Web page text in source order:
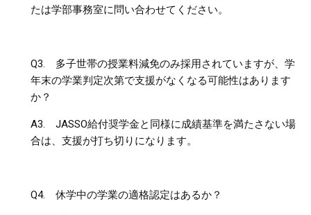
たは学部事務室に問い合わせてください。
Q3. 多子世帯の授業料減免のみ採用されていますが、学
年末の学業判定次第で支援がなくなる可能性はあります
か？
A3. JASSO給付奨学金と同様に成績基準を満たさない場
合は、支援が打ち切りになります。
Q4. 休学中の学業の適格認定はあるか？